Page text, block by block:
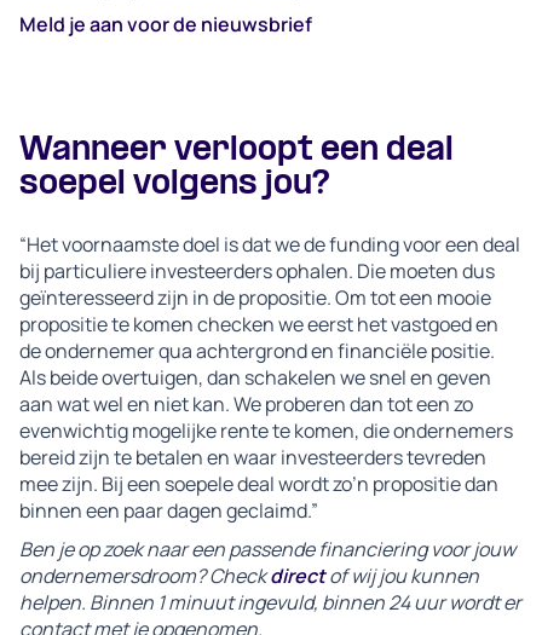
Meld je aan voor de nieuwsbrief
Wanneer verloopt een deal
soepel volgens jou?
“Het voornaamste doel is dat we de funding voor een deal
bij particuliere investeerders ophalen. Die moeten dus
geïnteresseerd zijn in de propositie. Om tot een mooie
propositie te komen checken we eerst het vastgoed en
de ondernemer qua achtergrond en financiële positie.
Als beide overtuigen, dan schakelen we snel en geven
aan wat wel en niet kan. We proberen dan tot een zo
evenwichtig mogelijke rente te komen, die ondernemers
bereid zijn te betalen en waar investeerders tevreden
mee zijn. Bij een soepele deal wordt zo’n propositie dan
binnen een paar dagen geclaimd.”
Ben je op zoek naar een passende financiering voor jouw
ondernemersdroom? Checkdirectof wij jou kunnen
helpen. Binnen 1 minuut ingevuld, binnen 24 uur wordt er
contact met je opgenomen.